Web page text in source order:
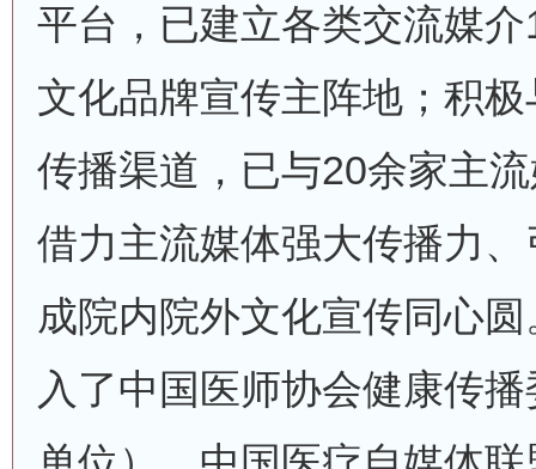
平台，已建立各类交流媒
文化品牌宣传主阵地；积
传播渠道，已与20余家主
借力主流媒体强大传播力
成院内院外文化宣传同心
入了中国医师协会健康传